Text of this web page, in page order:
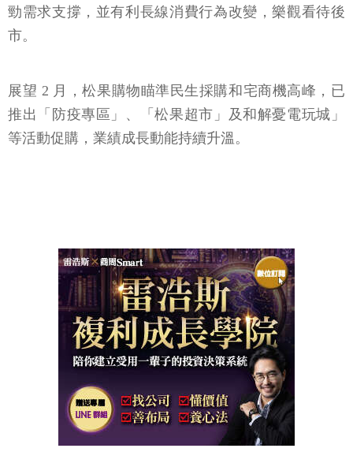
勁需求支撐，並有利長線消費行為改變，樂觀看待後
市。
展望 2 月，松果購物瞄準民生採購和宅商機高峰，已
推出「防疫專區」、「松果超市」及和解憂電玩城」
等活動促購，業績成長動能持續升溫。